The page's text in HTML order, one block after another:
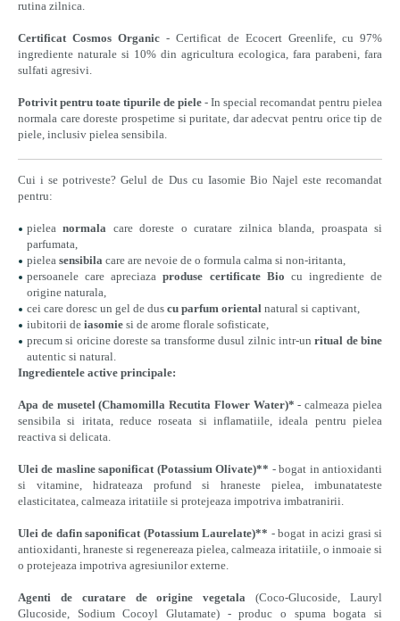
rutina zilnica.
Certificat Cosmos Organic - Certificat de Ecocert Greenlife, cu 97%
ingrediente naturale si 10% din agricultura ecologica, fara parabeni, fara
sulfati agresivi.
Potrivit pentru toate tipurile de piele - In special recomandat pentru pielea
normala care doreste prospetime si puritate, dar adecvat pentru orice tip de
piele, inclusiv pielea sensibila.
Cui i se potriveste? Gelul de Dus cu Iasomie Bio Najel este recomandat
pentru:
pieleanormala care doreste o curatare zilnica blanda, proaspata si
parfumata,
pielea sensibila care are nevoie de o formula calma si non-iritanta,
persoanele care apreciazaproduse certificate Bio cu ingrediente de
origine naturala,
cei care doresc un gel de dus cu parfum oriental natural si captivant,
iubitorii de iasomie si de arome florale sofisticate,
precum si oricine doreste sa transforme dusul zilnic intr-unritual de bine
autentic si natural.
Ingredientele active principale:
Apa de musetel (Chamomilla Recutita Flower Water)* - calmeaza pielea
sensibila si iritata, reduce roseata si inflamatiile, ideala pentru pielea
reactiva si delicata.
Ulei de masline saponificat (Potassium Olivate)** - bogat in antioxidanti
si vitamine, hidrateaza profund si hraneste pielea, imbunatateste
elasticitatea, calmeaza iritatiile si protejeaza impotriva imbatranirii.
Ulei de dafin saponificat (Potassium Laurelate)** - bogat in acizi grasi si
antioxidanti, hraneste si regenereaza pielea, calmeaza iritatiile, o inmoaie si
o protejeaza impotriva agresiunilor externe.
Agenti de curatare de origine vegetala (Coco-Glucoside, Lauryl
Glucoside, Sodium Cocoyl Glutamate) - produc o spuma bogata si